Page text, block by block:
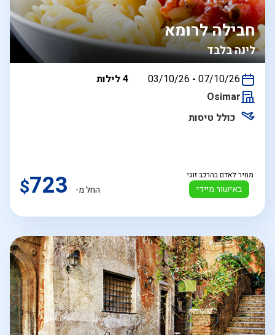
לינה בלבד
חבילה לרומא
בין
03/10/26 - 07/10/26
4 לילות
Osimar
כולל טיסות
באישור מיידי
מחיר לאדם בהרכב זוגי
החל מ- $723